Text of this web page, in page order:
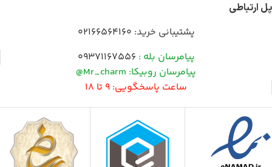
پل ارتباطی
پشتیبانی خرید: 02166564160
پیامرسان بله : 09371167556
پیامرسان روبیکا: Mr_charm@
ساعت پاسخگویی: 9 تا 18